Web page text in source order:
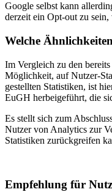
Google selbst kann
derzeit ein Opt-out zu
Welche
Im Vergleich zu den
Möglichkeit, auf Nutzer-
gestellten Statistiken, ist
EuGH herbeigeführt, die
Es stellt sich zum
Nutzer von Analytics zur
Statistiken zurückgreifen
Empfehlung für